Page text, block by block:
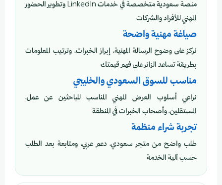
منصة سعودية متخصصة في خدمات LinkedIn وتطوير الحضور
المهني للأفراد والشركات
صياغة مهنية واضحة
نركز على وضوح الرسالة المهنية، إبراز الخبرات، وترتيب المعلومات
بطريقة تساعد الزائر على فهم قيمتك
مناسب للسوق السعودي والخليجي
نراعي أسلوب العرض المهني المناسب للباحثين عن عمل،
المستقلين، وأصحاب الخبرات في المنطقة
تجربة شراء منظمة
طلب واضح من متجر سعودي، دعم عربي، ومتابعة بعد الطلب
حسب آلية الخدمة